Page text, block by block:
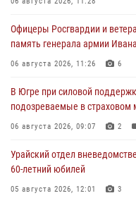
Офицеры Росгвардии и
память генерала армии
06 августа 2026, 11:26 6
В Югре при силовой
подозреваемые в страховом
06 августа 2026, 09:07 2
Урайский отдел
60-летний юбилей
05 августа 2026, 12:01 3